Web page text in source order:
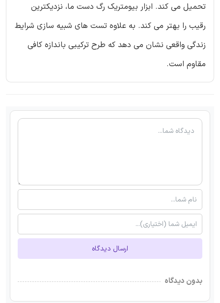
تحمیل می کند. ابزار بیومتریک رگ دست ما، نزدیکترین
رقیب را بهتر می کند. به علاوه تست های شبیه سازی شرایط
زندگی واقعی نشان می دهد که طرح ترکیبی باندازه کافی
مقاوم است.
ارسال دیدگاه
بدون دیدگاه